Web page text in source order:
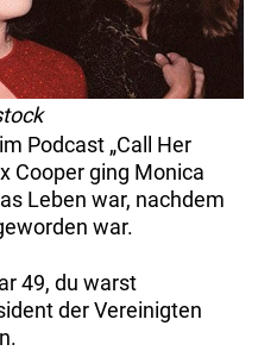
Podcast „Call Her
Cooper ging Monica
Leben war, nachdem
war.
49, du warst
der Vereinigten